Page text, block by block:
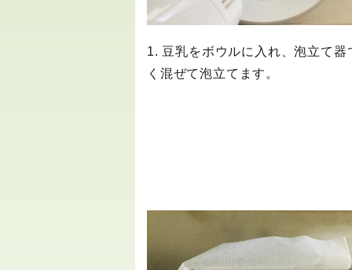
1. 豆乳をボウルに入れ、泡立て器
く混ぜて泡立てます。